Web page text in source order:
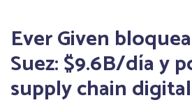
Ever Given
Suez: $9.6B/día y
supply chain